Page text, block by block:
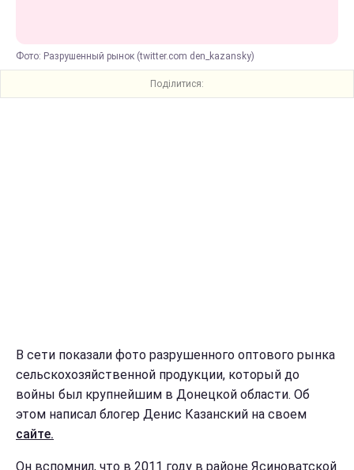
Фото: Разрушенный рынок (twitter.com den_kazansky)
Поділитися:
В сети показали фото разрушенного оптового рынка
сельскохозяйственной продукции, который до
войны был крупнейшим в Донецкой области. Об
этом написал блогер Денис Казанский на своем
сайте.
Он вспомнил, что в 2011 году в районе Ясиноватской